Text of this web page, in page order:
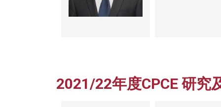
2021/22年度CPCE 研究